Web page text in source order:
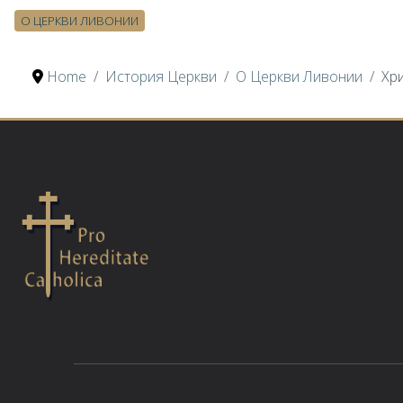
О ЦЕРКВИ ЛИВОНИИ
Home История Церкви О Церкви Ливонии